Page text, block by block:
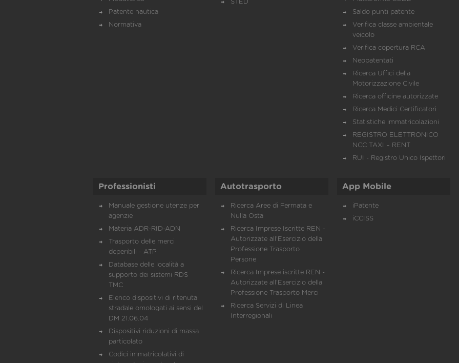
Patente nautica
Normativa
STED
Saldo punti patente
Verifica classe ambientale
veicolo
Verifica copertura RCA
Neopatentati
Ricerca Uffici della
Motorizzazione Civile
Ricerca officine autorizzate
Ricerca Medici Certificatori
Statistiche immatricolazioni
REGISTRO ELETTRONICO
NCC TAXI – RENT
RUI - Registro Unico Ispettori
Professionisti
Manuale gestione utenze per
agenzie
Materia ADR-RID-ADN
Trasporto delle merci
deperibili - ATP
Database delle località a
supporto dei sistemi RDS
TMC
Elenco dispositivi di ritenuta
stradale omologati ai sensi del
DM 21.06.04
Dispositivi riduzioni di massa
particolato
Codici immatricolativi di
Autotrasporto
Ricerca Aree di Fermata e
Nulla Osta
Ricerca Imprese Iscritte REN -
Autorizzate all'Esercizio della
Professione Trasporto
Persone
Ricerca Imprese iscritte REN -
Autorizzate all'Esercizio della
Professione Trasporto Merci
Ricerca Servizi di Linea
Interregionali
App Mobile
iPatente
iCCISS